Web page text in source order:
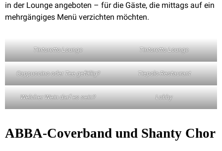
in der Lounge angeboten – für die Gäste, die mittags auf ein
mehrgängiges Menü verzichten möchten.
Tintoretto Lounge Tintoretto Lounge
Cappuccino oder Tee gefällig? Tiepolo-Restaurant
Welcher Wein darf es sein? Lobby
ABBA-Coverband und Shanty Chor